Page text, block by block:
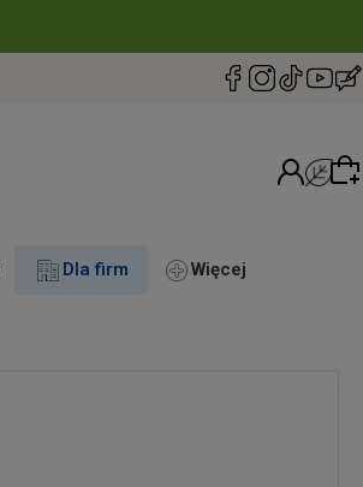
Dla firm Więcej